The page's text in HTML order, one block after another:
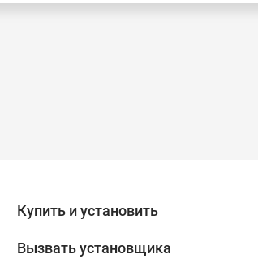
Купить и установить
Вызвать установщика